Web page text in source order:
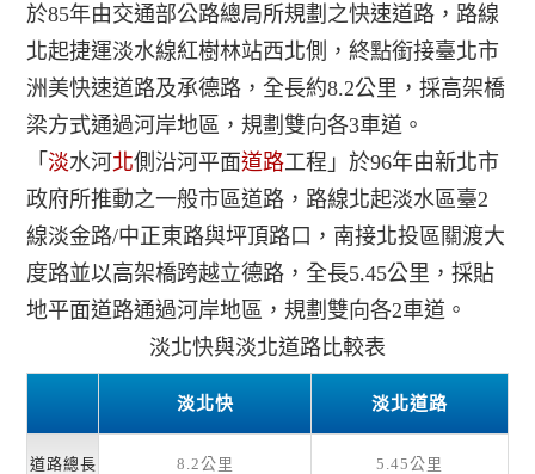
於85年由交通部公路總局所規劃之快速道路，路線
北起捷運淡水線紅樹林站西北側，終點銜接臺北市
洲美快速道路及承德路，全長約8.2公里，採高架橋
梁方式通過河岸地區，規劃雙向各3車道。
「 淡水河北側沿河平面道路工程」於96年由新北市
政府所推動之一般市區道路，路線北起淡水區臺2
線淡金路/中正東路與坪頂路口，南接北投區關渡大
度路並以高架橋跨越立德路，全長5.45公里，採貼
地平面道路通過河岸地區，規劃雙向各2車道 。
淡北快與淡北道路比較表
淡北快 淡北道路
道路總長 8.2公里 5.45公里